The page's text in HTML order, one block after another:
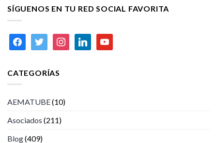
SÍGUENOS EN TU RED SOCIAL FAVORITA
facebooktwitter instagramlinkedin youtube
CATEGORÍAS
AEMATUBE(10)
Asociados (211)
Blog(409)